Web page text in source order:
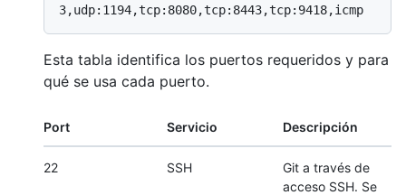
3,udp:1194,tcp:8080,tcp:8443,tcp:9418,icmp
Esta tabla identifica los puertos requeridos y para
qué se usa cada puerto.
Port Servicio Descripción
22 SSH
Git a través de
acceso SSH. Se